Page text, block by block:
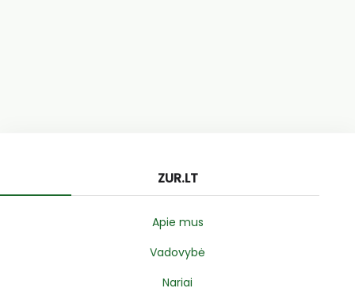
ZUR.LT
Apie mus
Vadovybė
Nariai